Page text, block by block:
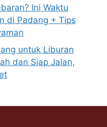
Ini Waktu
di Padang + Tips
untuk Liburan
dan Siap Jalan,